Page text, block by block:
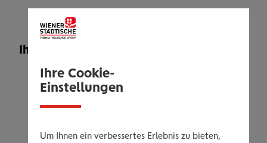
Ihr Leistungsangebot
4 Monate Training
Inkludiert sind alle verschiedenen
Trainingsbereiche der Fitnessfläche
Ihre Cookie-
Einstellungen
Um Ihnen ein verbessertes Erlebnis zu bieten,